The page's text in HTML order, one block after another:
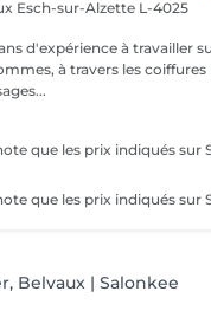
Esch-sur-Alzette L-4025
d'expérience à travailler
à travers les coiffures